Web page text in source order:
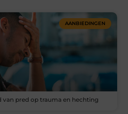
AANBIEDINGEN
van pred op trauma en hechting